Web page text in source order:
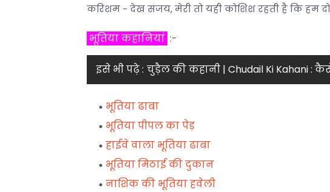
करिशम - देख संजय, मेरी तो यही कोशिश रहती है कि हम
भूतिया कहानियां :-
इसे भी पढ़े : चुड़ैल की कहानी | Chudail Ki Kahani :
भूतिया ढाबा
भूतिया पीपल का पेड़
हाईवे वाला भूतिया ढाबा
भूतिया मिठाई की दुकान
नाशिक की भूतिया हवेली